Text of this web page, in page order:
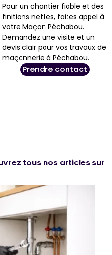
Pour un chantier fiable et des
finitions nettes, faites appel à
votre Maçon Péchabou.
Demandez une visite et un
devis clair pour vos travaux de
maçonnerie à Péchabou.
Prendre contact
tous nos articles sur